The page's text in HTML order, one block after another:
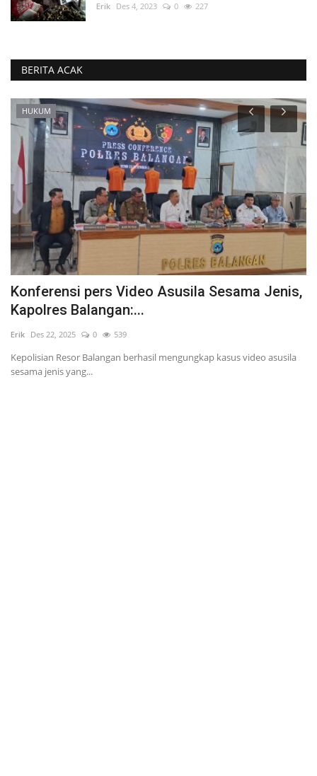
Erik Des 4, 2023 0 227
BERITA ACAK
HUKUM
Konferensi pers Video Asusila Sesama Jenis,
Kapolres Balangan:...
Erik Des 22, 2025 0 539
Kepolisian Resor Balangan berhasil mengungkap kasus video asusila
sesama jenis yang...